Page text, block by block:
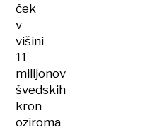
ček
v
višini
11
milijonov
švedskih
kron
oziroma